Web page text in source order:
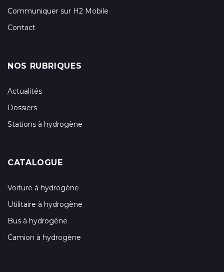
Communiquer sur H2 Mobile
Contact
NOS RUBRIQUES
Actualités
Dossiers
Stations à hydrogène
CATALOGUE
Voiture à hydrogène
Utilitaire à hydrogène
Bus à hydrogène
Camion à hydrogène